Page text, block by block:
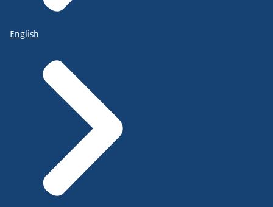
English